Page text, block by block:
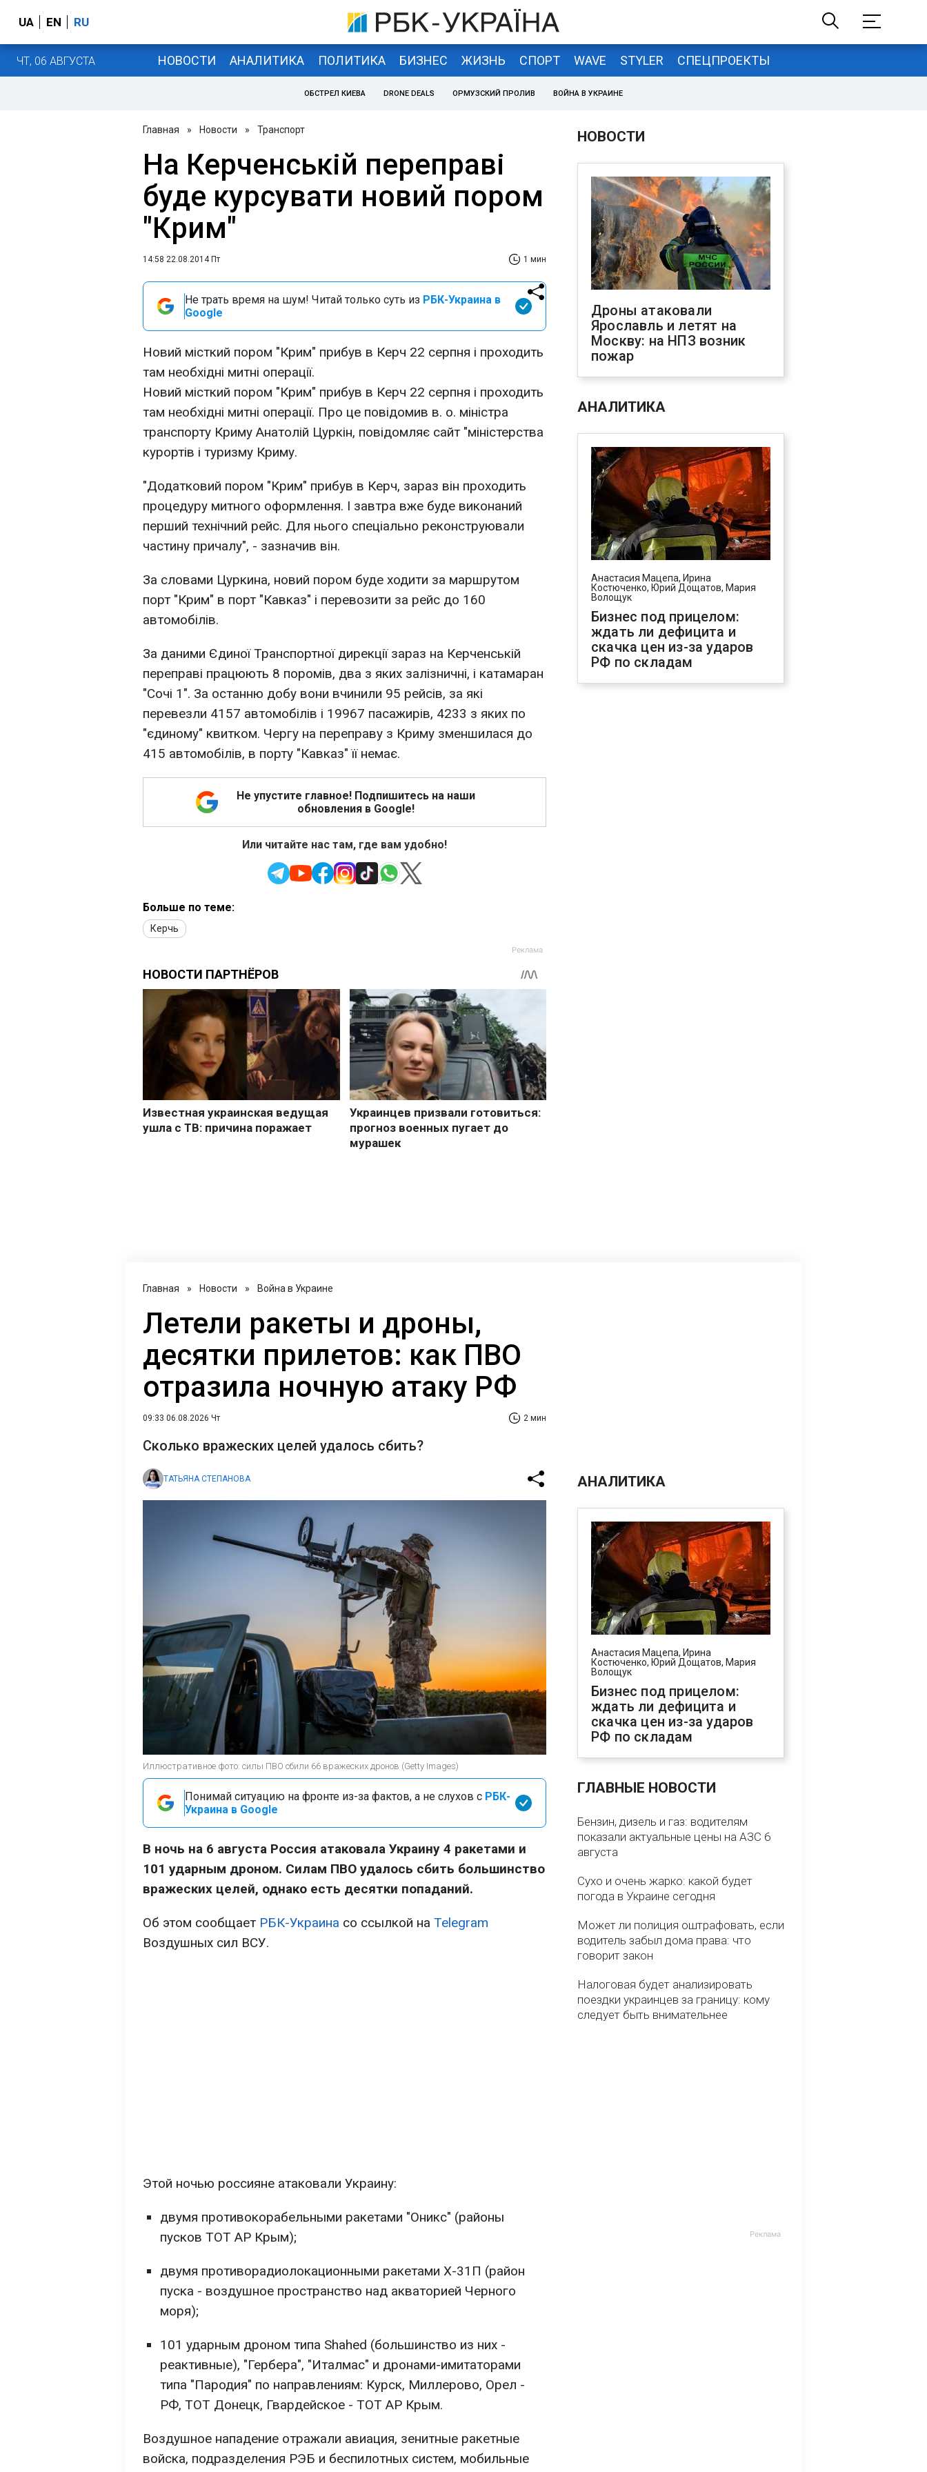
UA EN RU
ЧТ, 06 АВГУСТА НОВОСТИ АНАЛИТИКА ПОЛИТИКА БИЗНЕС ЖИЗНЬ СПОРТ WAVE STYLER СПЕЦПРОЕКТЫ
ОБСТРЕЛ КИЕВА DRONE DEALS ОРМУЗСКИЙ ПРОЛИВ ВОЙНА В УКРАИНЕ
Главная » Новости » Транспорт
На Керченській переправі
буде курсувати новий пором
"Крим"
14:58 22.08.2014 Пт 1 мин
Не трать время на шум! Читай только суть из РБК-Украина в
Google
Новий місткий пором "Крим" прибув в Керч 22 серпня і проходить
там необхідні митні операції.
Новий місткий пором "Крим" прибув в Керч 22 серпня і проходить
там необхідні митні операції. Про це повідомив в. о. міністра
транспорту Криму Анатолій Цуркін, повідомляє сайт "міністерства
курортів і туризму Криму.
"Додатковий пором "Крим" прибув в Керч, зараз він проходить
процедуру митного оформлення. І завтра вже буде виконаний
перший технічний рейс. Для нього спеціально реконструювали
частину причалу", - зазначив він.
За словами Цуркина, новий пором буде ходити за маршрутом
порт "Крим" в порт "Кавказ" і перевозити за рейс до 160
автомобілів.
За даними Єдиної Транспортної дирекції зараз на Керченській
переправі працюють 8 поромів, два з яких залізничні, і катамаран
"Сочі 1". За останню добу вони вчинили 95 рейсів, за які
перевезли 4157 автомобілів і 19967 пасажирів, 4233 з яких по
"єдиному" квитком. Чергу на переправу з Криму зменшилася до
415 автомобілів, в порту "Кавказ" її немає.
Не упустите главное! Подпишитесь на наши
обновления в Google!
Или читайте нас там, где вам удобно!
Больше по теме:
Керчь
НОВОСТИ
Дроны атаковали
Ярославль и летят на
Москву: на НПЗ возник
пожар
АНАЛИТИКА
Анастасия Мацепа, Ирина
Костюченко, Юрий Дощатов, Мария
Волощук
Бизнес под прицелом:
ждать ли дефицита и
скачка цен из-за ударов
РФ по складам
Главная » Новости » Война в Украине
Летели ракеты и дроны,
десятки прилетов: как ПВО
отразила ночную атаку РФ
09:33 06.08.2026 Чт 2 мин
Сколько вражеских целей удалось сбить?
ТАТЬЯНА СТЕПАНОВА
Иллюстративное фото: силы ПВО сбили 66 вражеских дронов (Getty Images)
Понимай ситуацию на фронте из-за фактов, а не слухов с РБК-
Украина в Google
В ночь на 6 августа Россия атаковала Украину 4 ракетами и
101 ударным дроном. Силам ПВО удалось сбить большинство
вражеских целей, однако есть десятки попаданий.
Об этом сообщает РБК-Украина со ссылкой на Telegram
Воздушных сил ВСУ.
Этой ночью россияне атаковали Украину:
двумя противокорабельными ракетами "Оникс" (районы
пусков ТОТ АР Крым);
двумя противорадиолокационными ракетами Х-31П (район
пуска - воздушное пространство над акваторией Черного
моря);
101 ударным дроном типа Shahed (большинство из них -
реактивные), "Гербера", "Италмас" и дронами-имитаторами
типа "Пародия" по направлениям: Курск, Миллерово, Орел -
РФ, ТОТ Донецк, Гвардейское - ТОТ АР Крым.
Воздушное нападение отражали авиация, зенитные ракетные
войска, подразделения РЭБ и беспилотных систем, мобильные
АНАЛИТИКА
Анастасия Мацепа, Ирина
Костюченко, Юрий Дощатов, Мария
Волощук
Бизнес под прицелом:
ждать ли дефицита и
скачка цен из-за ударов
РФ по складам
ГЛАВНЫЕ НОВОСТИ
Бензин, дизель и газ: водителям
показали актуальные цены на АЗС 6
августа
Сухо и очень жарко: какой будет
погода в Украине сегодня
Может ли полиция оштрафовать, если
водитель забыл дома права: что
говорит закон
Налоговая будет анализировать
поездки украинцев за границу: кому
следует быть внимательнее